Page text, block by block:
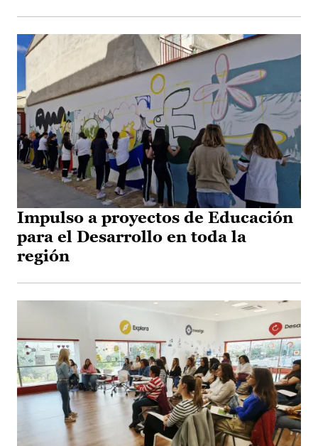
Impulso a proyectos de Educación
para el Desarrollo en toda la
región